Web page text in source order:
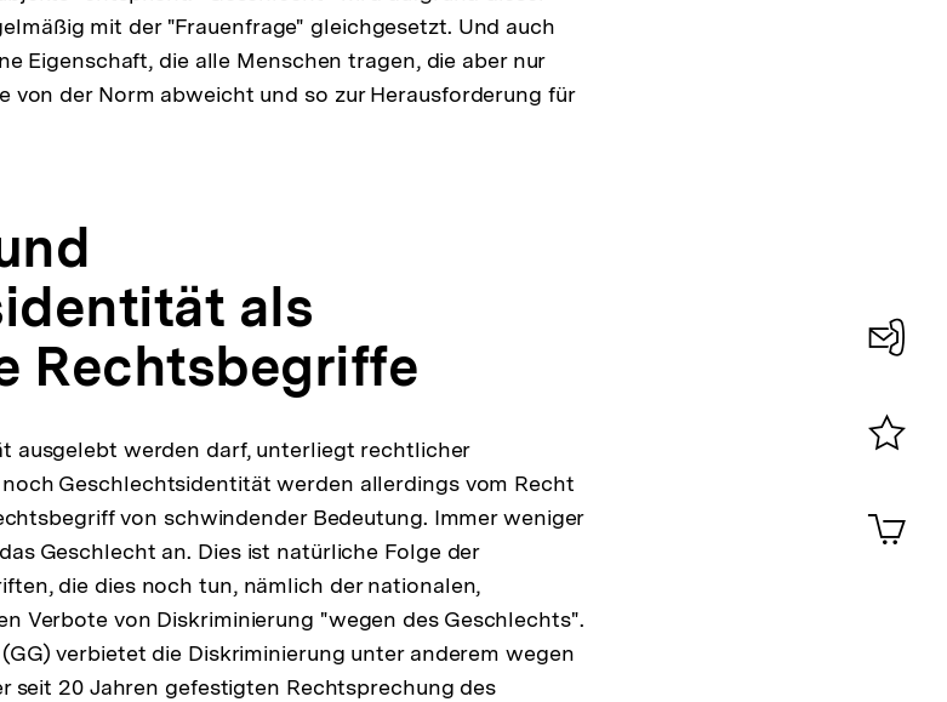
mit der "Frauenfrage" gleichgesetzt. Und auch
Eigenschaft, die alle Menschen tragen, die aber nur
von der Norm abweicht und so zur Herausforderung für
als
Rechtsbegriffe
ausgelebt werden darf, unterliegt rechtlicher
Geschlechtsidentität werden allerdings vom Recht
von schwindender Bedeutung. Immer weniger
Geschlecht an. Dies ist natürliche Folge der
die dies noch tun, nämlich der nationalen,
Verbote von Diskriminierung "wegen des Geschlechts".
verbietet die Diskriminierung unter anderem wegen
seit 20 Jahren gefestigten Rechtsprechung des